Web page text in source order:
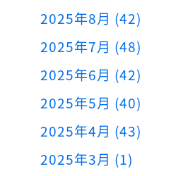
2025年8月 (42)
2025年7月 (48)
2025年6月 (42)
2025年5月 (40)
2025年4月 (43)
2025年3月 (1)